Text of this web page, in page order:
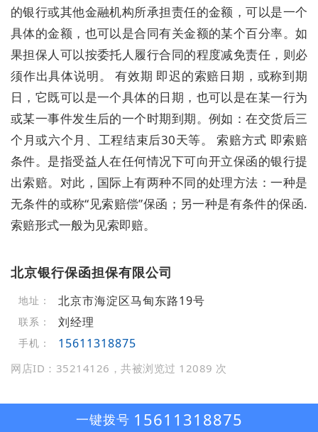
的银行或其他金融机构所承担责任的金额，可以是一个
具体的金额，也可以是合同有关金额的某个百分率。如
果担保人可以按委托人履行合同的程度减免责任，则必
须作出具体说明。 有效期 即迟的索赔日期，或称到期
日，它既可以是一个具体的日期，也可以是在某一行为
或某一事件发生后的一个时期到期。例如：在交货后三
个月或六个月、工程结束后30天等。 索赔方式 即索赔
条件。是指受益人在任何情况下可向开立保函的银行提
出索赔。对此，国际上有两种不同的处理方法：一种是
无条件的或称“见索赔偿”保函；另一种是有条件的保函.
索赔形式一般为见索即赔。
北京银行保函担保有限公司
地址： 北京市海淀区马甸东路19号
联系： 刘经理
手机： 15611318875
网店ID：35214126，共被浏览过 12089 次
一键拨号 15611318875